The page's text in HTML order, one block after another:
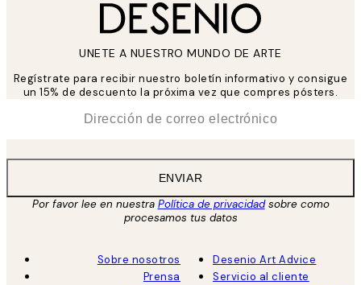
UNETE A NUESTRO MUNDO DE ARTE
Regístrate para recibir nuestro boletín informativo y consigue
un 15% de descuento la próxima vez que compres pósters.
ENVIAR
Por favor lee en nuestra Política de privacidadsobre como
procesamos tus datos
Sobre nosotros
Prensa
Desenio Art Advice
Servicio al cliente